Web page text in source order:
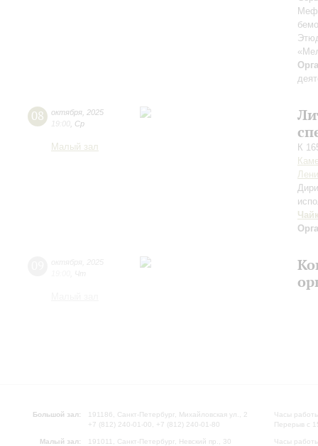
08 октября 2025
19:00 Ср
Малый зал
К
Большой зал:
191186, Санкт-Петербург, Михайловская ул., 2
+7 (812) 240-01-00, +7 (812) 240-01-80
Малый зал: 191011, Санкт-Петербург, Невский пр., 30
Часы
Перерыв с
Часы